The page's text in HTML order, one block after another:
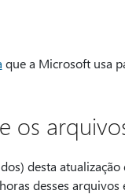
que a Microsoft usa
os
desta
desses